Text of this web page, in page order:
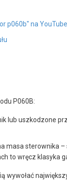
p060b" na YouTube
P060B:
lub uszkodzone
masa sterownika
to wręcz klasyka